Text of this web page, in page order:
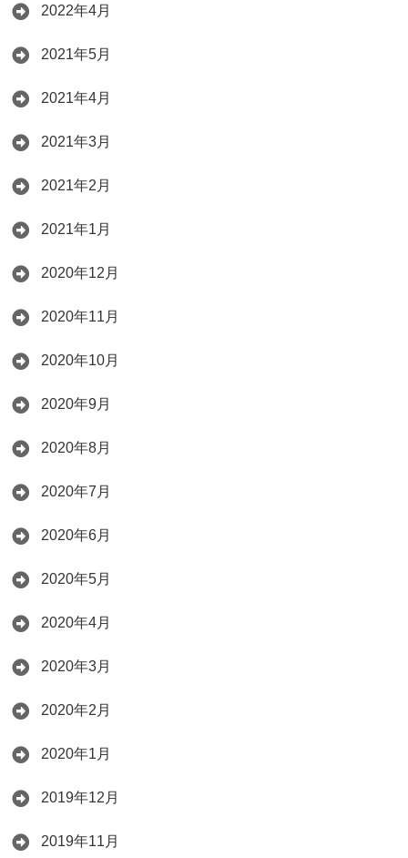
2022年4月
2021年5月
2021年4月
2021年3月
2021年2月
2021年1月
2020年12月
2020年11月
2020年10月
2020年9月
2020年8月
2020年7月
2020年6月
2020年5月
2020年4月
2020年3月
2020年2月
2020年1月
2019年12月
2019年11月